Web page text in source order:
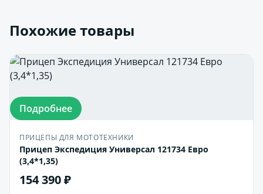
Похожие товары
Подробнее
ПРИЦЕПЫ ДЛЯ МОТОТЕХНИКИ
Прицеп Экспедиция Универсал 121734 Евро
(3,4*1,35)
154 390 ₽